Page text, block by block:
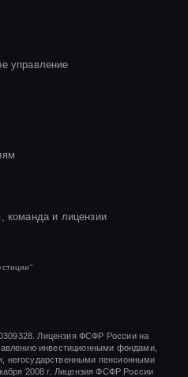
управление
и лицензии
Лицензия ФСФР России на
инвестиционными фондами,
пенсионными
2008 г. Лицензия ФСФР России